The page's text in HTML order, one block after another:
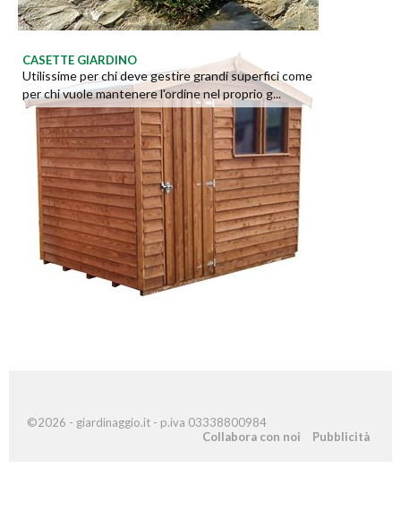
CASETTE GIARDINO
Utilissime per chi deve gestire grandi superfici come
per chi vuole mantenere l'ordine nel proprio g...
©2026 - giardinaggio.it - p.iva 03338800984
Collabora con noi
Pubblicità